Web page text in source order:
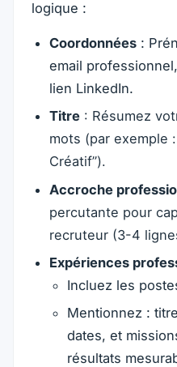
logique :
Coordonnées:
email
lien LinkedIn.
Titre: Résumez
mots (par exemple
Créatif”).
Accroche
percutante pour
recruteur (3-4
Expériences
Incluez les
Mentionnez :
dates, et
résultats